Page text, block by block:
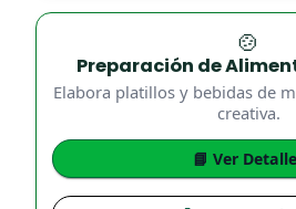
🍲
Preparación de
Elabora platillos y bebidas de
creativa.
📘 Ver